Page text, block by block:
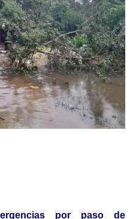
por paso de